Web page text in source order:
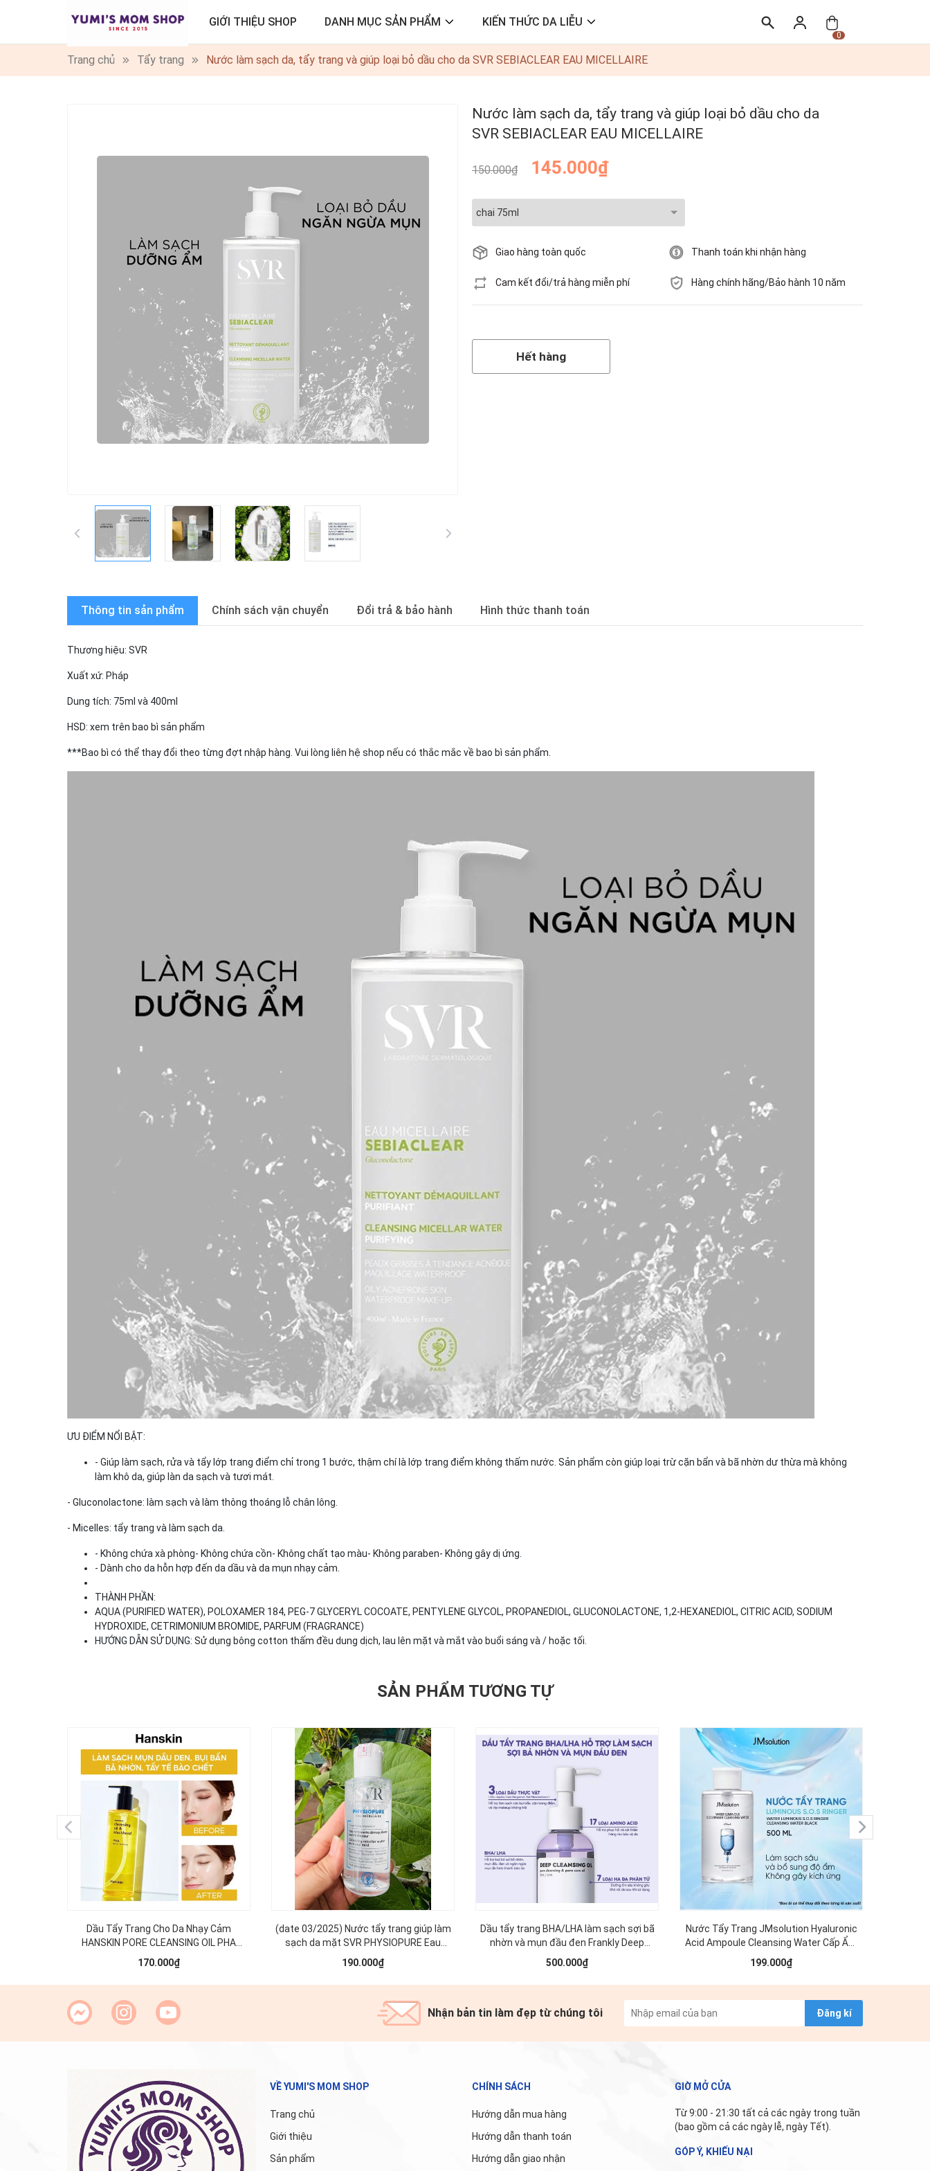
GIỚI THIỆU SHOP DANH MỤC SẢN PHẨM KIẾN THỨC DA LIỄU
0
Trang chủ Tẩy trang Nước làm sạch da, tẩy trang và giúp loại bỏ dầu cho da SVR SEBIACLEAR EAU MICELLAIRE
Nước làm sạch da, tẩy trang và giúp loại bỏ dầu cho da
SVR SEBIACLEAR EAU MICELLAIRE
150.000₫ 145.000₫
Giao hàng toàn quốc Thanh toán khi nhận hàng
Cam kết đổi/trả hàng miễn phí Hàng chính hãng/Bảo hành 10 năm
Hết hàng
Thông tin sản phẩm Chính sách vận chuyển Đổi trả & bảo hành Hình thức thanh toán
Thương hiệu: SVR
Xuất xứ: Pháp
Dung tích: 75ml và 400ml
HSD: xem trên bao bì sản phẩm
***Bao bì có thể thay đổi theo từng đợt nhập hàng. Vui lòng liên hệ shop nếu có thắc mắc về bao bì sản phẩm.
ƯU ĐIỂM NỔI BẬT:
- Giúp làm sạch, rửa và tẩy lớp trang điểm chỉ trong 1 bước, thậm chí là lớp trang điểm không thấm nước. Sản phẩm còn giúp loại trừ cặn bẩn và bã nhờn dư thừa mà không
làm khô da, giúp làn da sạch và tươi mát.
- Gluconolactone: làm sạch và làm thông thoáng lỗ chân lông.
- Micelles: tẩy trang và làm sạch da.
- Không chứa xà phòng- Không chứa cồn- Không chất tạo màu- Không paraben- Không gây dị ứng.
- Dành cho da hỗn hợp đến da dầu và da mụn nhạy cảm.
THÀNH PHẦN:
AQUA (PURIFIED WATER), POLOXAMER 184, PEG-7 GLYCERYL COCOATE, PENTYLENE GLYCOL, PROPANEDIOL, GLUCONOLACTONE, 1,2-HEXANEDIOL, CITRIC ACID, SODIUM
HYDROXIDE, CETRIMONIUM BROMIDE, PARFUM (FRAGRANCE)
HƯỚNG DẪN SỬ DỤNG: Sử dụng bông cotton thấm đều dung dịch, lau lên mặt và mắt vào buổi sáng và / hoặc tối.
SẢN PHẨM TƯƠNG TỰ
Dầu Tẩy Trang Cho Da Nhạy Cảm
HANSKIN PORE CLEANSING OIL PHA
300ml
170.000₫
(date 03/2025) Nước tẩy trang giúp làm
sạch da mặt SVR PHYSIOPURE Eau
Micellaire 75ml
190.000₫
Dầu tẩy trang BHA/LHA làm sạch sợi bã
nhờn và mụn đầu đen Frankly Deep
Cleansing Oil 200ml
500.000₫
Nước Tẩy Trang JMsolution Hyaluronic
Acid Ampoule Cleansing Water Cấp Ẩm
Cho Da 500ml
199.000₫
Nhận bản tin làm đẹp từ chúng tôi Đăng kí
VỀ YUMI'S MOM SHOP
Trang chủ
Giới thiệu
Sản phẩm
CHÍNH SÁCH
Hướng dẫn mua hàng
Hướng dẫn thanh toán
Hướng dẫn giao nhận
GIỜ MỞ CỬA
Từ 9:00 - 21:30 tất cả các ngày trong tuần
(bao gồm cả các ngày lễ, ngày Tết).
GÓP Ý, KHIẾU NẠI